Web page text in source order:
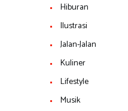
Hiburan
Ilustrasi
Jalan-Jalan
Kuliner
Lifestyle
Musik